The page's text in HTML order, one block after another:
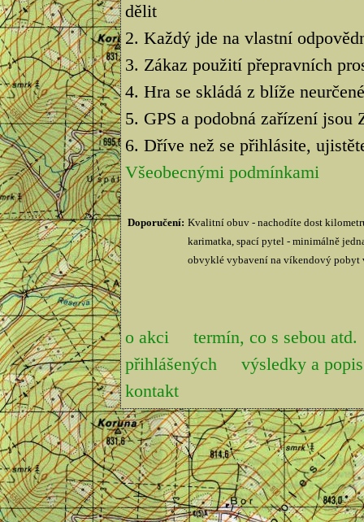
dělit
2. Každý jde na vlastní
3. Zákaz použití přepravních
4. Hra se skládá z blíže
5. GPS a podobná zařízení
6. Dříve než se přihlásite,
Všeobecnými podmínkami
Doporučení: Kvalitní obuv - nachodíte dost
karimatka, spací pytel - minimálně
obvyklé vybavení na víkendový pobyt
o akci
termín, co s sebou atd.
přihlášených
výsledky a
kontakt